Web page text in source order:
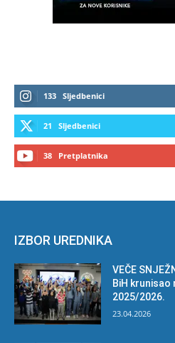
133 Sljedbenici
21 Sljedbenici
38 Pretplatnika
IZBOR UREDNIKA
VEČE
BiH krunisao
2025/2026.
23.04.2026